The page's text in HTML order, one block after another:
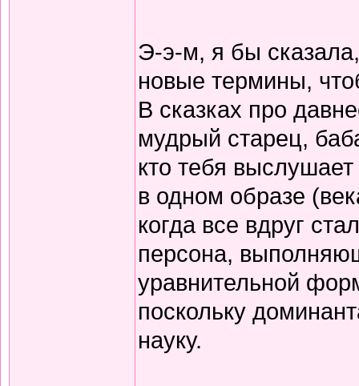
Э-э-м, я бы сказала,
новые термины,
В сказках про
мудрый старец,
кто тебя
в одном образе
когда все вдруг
персона,
уравнительной
поскольку
науку.